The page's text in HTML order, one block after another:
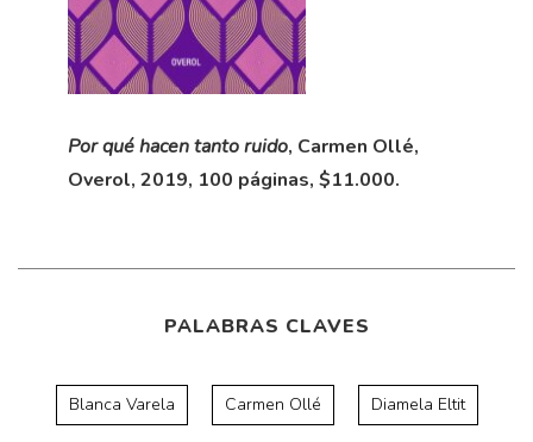
Por qué hacen tanto ruido, Carmen Ollé,
Overol, 2019, 100 páginas, $11.000.
PALABRAS CLAVES
Blanca Varela Carmen Ollé Diamela Eltit